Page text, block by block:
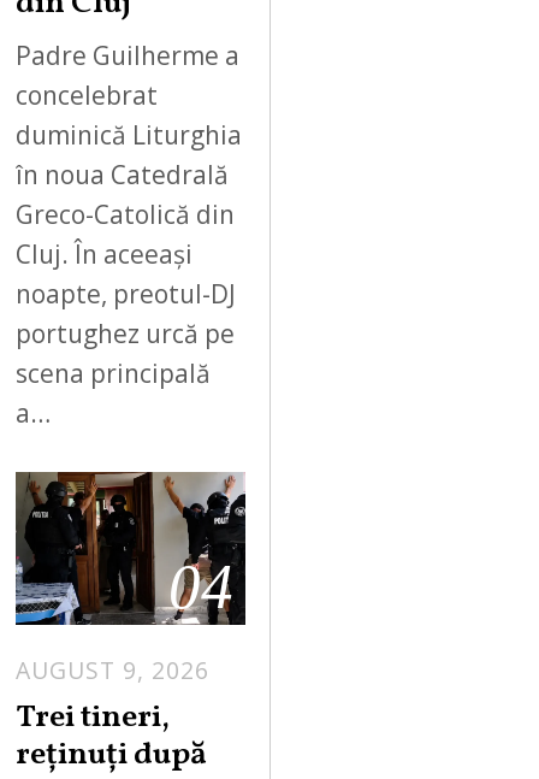
Padre Guilherme a
concelebrat
duminică Liturghia
în noua Catedrală
Greco-Catolică din
Cluj. În aceeași
noapte, preotul-DJ
portughez urcă pe
scena principală
a…
04
AUGUST 9, 2026
Trei tineri,
reținuți după